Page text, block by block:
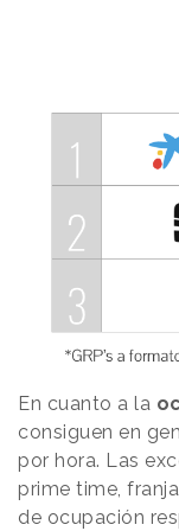
En cuanto a la
consiguen en
por hora. Las
prime time, franja
de ocupación